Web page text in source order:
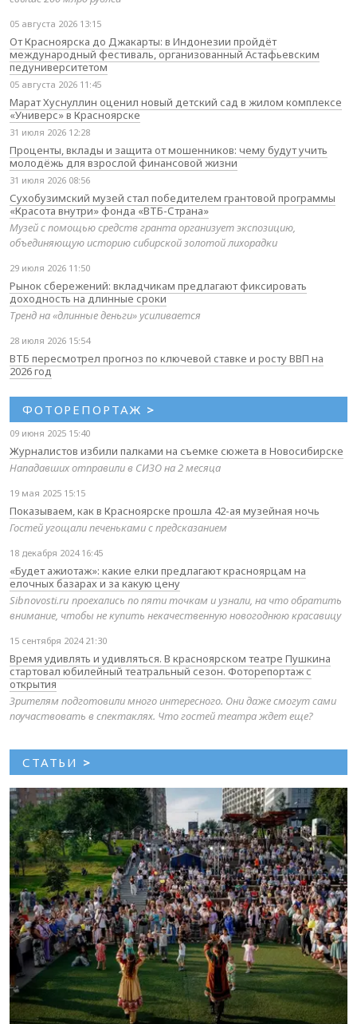
05 августа 2026 13:15
От Красноярска до Джакарты: в Индонезии пройдёт
международный фестиваль, организованный Астафьевским
педуниверситетом
05 августа 2026 11:45
Марат Хуснуллин оценил новый детский сад в жилом комплексе
«Универс» в Красноярске
31 июля 2026 12:28
Проценты, вклады и защита от мошенников: чему будут учить
молодёжь для взрослой финансовой жизни
31 июля 2026 08:56
Сухобузимский музей стал победителем грантовой программы
«Красота внутри» фонда «ВТБ-Страна»
Музей с помощью средств гранта организует экспозицию,
объединяющую историю сибирской золотой лихорадки
29 июля 2026 11:50
Рынок сбережений: вкладчикам предлагают фиксировать
доходность на длинные сроки
Тренд на «длинные деньги» усиливается
28 июля 2026 15:54
ВТБ пересмотрел прогноз по ключевой ставке и росту ВВП на
2026 год
ФОТОРЕПОРТАЖ >
09 июня 2025 15:40
Журналистов избили палками на съемке сюжета в Новосибирске
Нападавших отправили в СИЗО на 2 месяца
19 мая 2025 15:15
Показываем, как в Красноярске прошла 42-ая музейная ночь
Гостей угощали печеньками с предсказанием
18 декабря 2024 16:45
«Будет ажиотаж»: какие елки предлагают красноярцам на
елочных базарах и за какую цену
Sibnovosti.ru проехались по пяти точкам и узнали, на что обратить
внимание, чтобы не купить некачественную новогоднюю красавицу
15 сентября 2024 21:30
Время удивлять и удивляться. В красноярском театре Пушкина
стартовал юбилейный театральный сезон. Фоторепортаж с
открытия
Зрителям подготовили много интересного. Они даже смогут сами
поучаствовать в спектаклях. Что гостей театра ждет еще?
СТАТЬИ >